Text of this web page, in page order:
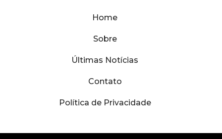
Home
Sobre
Últimas Notícias
Contato
Política de Privacidade